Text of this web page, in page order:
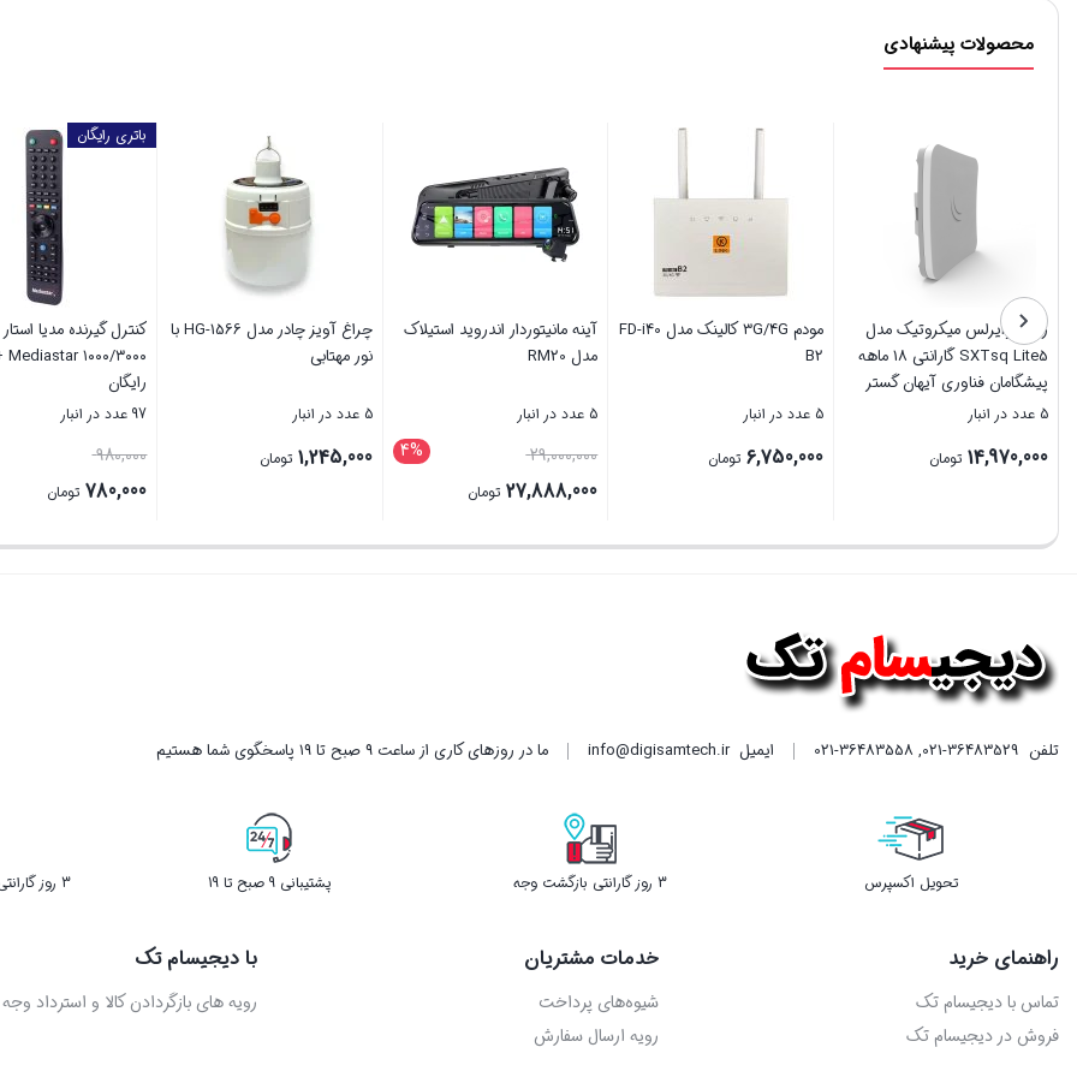
محصولات پیشنهادی
پاوربانک انکر مدل A1257
ظرفیت 10000 میلی آمپر ساعت
به همراه کابل USB-C
5 عدد در انبار
5,325,000 تومان
بستن
رادیو وایرلس میکروتیک مدل
5 عدد در انبار
14,970,000 تومان
بستن
مودم 3G/4G کالینک مدل FD-i40
B2
5 عدد در انبار
6,750,000
بستن
آینه مانیتوردار اندروید استیلاک
مدل RM20
5 عدد در انبار
29,000,000قیمت
بود.
بستن
نور مهتابی
5 عدد در انبار
1,245,000
بستن
تلفن 021-36483529
,
021-36483558 ایمیلinfo@digisamtech.ir ما در روزهای کاری از ساعت ۹ صبح تا ۱۹ پاسخگوی شما هستیم
تحویل اکسپرس 3 روز گارانتی بازگشت وجه پشتیبانی 9 صبح تا 19 3 روز گارانتی بازگشت کالا در صورت خرابی
راهنمای خرید
تماس با دیجیسام تک
فروش در دیجیسام تک
خدمات مشتریان
شیوه‌های پرداخت
رویه ارسال سفارش
با دیجیسام تک
رویه های بازگردادن کالا و استرداد وجه